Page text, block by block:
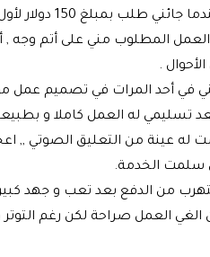
- كانت أول
المطلوب مني على أتم وجه ,
.
في أحد المرات في تصميم عمل
تسليمي له العمل كاملا و
له عينة من التعليق الصوتي ,,
سلمت الخدمة.
من الدفع بعد تعب و جهد
العمل صراحة لكن رغم التوتر